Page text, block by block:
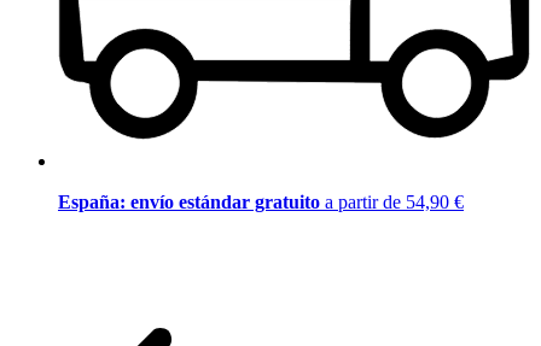
España: envío estándar gratuito a partir de 54,90 €